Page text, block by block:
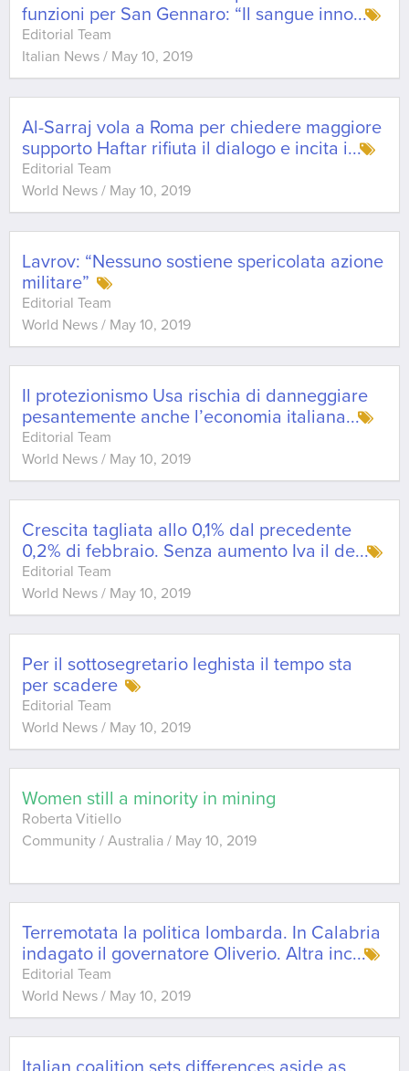
funzioni per San Gennaro: “Il sangue inno...
Editorial Team
Italian News / May 10, 2019
Al-Sarraj vola a Roma per chiedere maggiore
supporto Haftar rifiuta il dialogo e incita i...
Editorial Team
World News / May 10, 2019
Lavrov: “Nessuno sostiene spericolata azione
militare”
Editorial Team
World News / May 10, 2019
Il protezionismo Usa rischia di danneggiare
pesantemente anche l’economia italiana...
Editorial Team
World News / May 10, 2019
Crescita tagliata allo 0,1% dal precedente
0,2% di febbraio. Senza aumento Iva il de...
Editorial Team
World News / May 10, 2019
Per il sottosegretario leghista il tempo sta
per scadere
Editorial Team
World News / May 10, 2019
Women still a minority in mining
Roberta Vitiello
Community / Australia / May 10, 2019
Terremotata la politica lombarda. In Calabria
indagato il governatore Oliverio. Altra inc...
Editorial Team
World News / May 10, 2019